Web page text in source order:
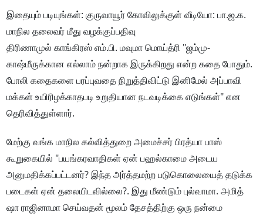
இதையும் படியுங்கள்: குருவாயூர் கோவிலுக்குள் வீடியோ: பா.ஜ.க.
மாநில தலைவர் மீது வழக்குப்பதிவு
திரிணாமுல் காங்கிரஸ் எம்.பி. மவுமா மொய்த்ரி "ஜம்மு-
காஷ்மீருக்கான எல்லாம் நன்றாக இருக்கிறது என்ற கதை போதும்.
போலி கதைகளை பரப்புவதை நிறுத்திவிட்டு இனிமேல் அப்பாவி
மக்கள் உயிரிழக்காதபடி உறுதியான நடவடிக்கை எடுங்கள்" என
தெரிவித்துள்ளார்.
மேற்கு வங்க மாநில கல்வித்துறை அமைச்சர் பிரத்யா பாஸ்
கூறுகையில் "பயங்கரவாதிகள் ஏன் பஹல்காமை அடைய
அனுமதிக்கப்பட்டனர்? இந்த அர்த்தமற்ற படுகொலையைத் தடுக்க
படைகள் ஏன் தலையிடவில்லை?. இது மீண்டும் புல்வாமா. அமித்
ஷா ராஜினாமா செய்வதன் மூலம் தேசத்திற்கு ஒரு நன்மை